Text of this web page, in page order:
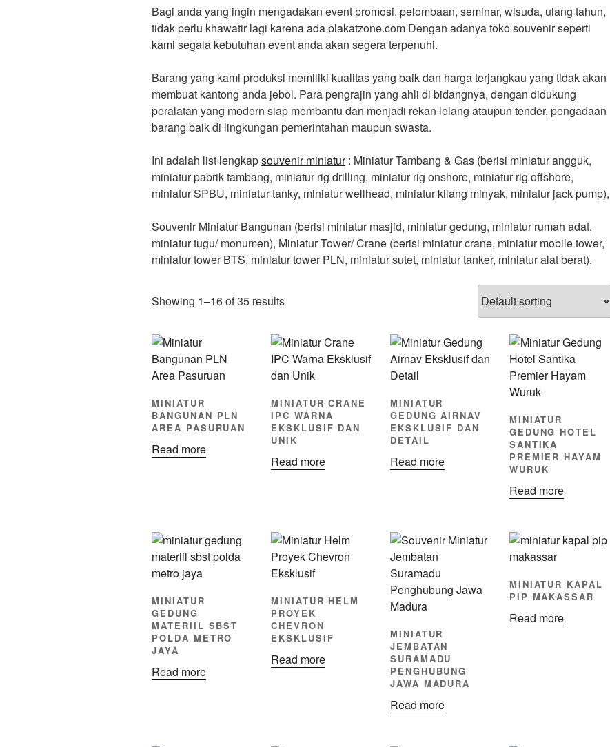
Bagi anda yang ingin mengadakan event promosi, pelombaan, seminar, wisuda, ulang tahun,
tidak perlu khawatir lagi karena ada plakatzone.com Dengan adanya toko souvenir seperti
kami segala kebutuhan event anda akan segera terpenuhi.
Barang yang kami produksi memiliki kualitas yang baik dan harga terjangkau yang tidak akan
membuat kantong anda jebol. Para pengrajin yang ahli di bidangnya, dengan didukung
peralatan yang modern siap membantu dan menjadi rekan lelang ataupun tender, pengadaan
barang baik di lingkungan pemerintahan maupun swasta.
Ini adalah list lengkapsouvenir miniatur: Miniatur Tambang & Gas (berisi miniatur angguk,
miniatur pabrik tambang, miniatur rig drilling, miniatur rig onshore, miniatur rig offshore,
miniatur SPBU, miniatur tanky, miniatur wellhead, miniatur kilang minyak, miniatur jack pump),
Souvenir Miniatur Bangunan (berisi miniatur masjid, miniatur gedung, miniatur rumah adat,
miniatur tugu/ monumen), Miniatur Tower/ Crane (berisi miniatur crane, miniatur mobile tower,
miniatur tower BTS, miniatur tower PLN, miniatur sutet, miniatur tanker, miniatur alat berat),
Showing 1–16 of 35 results
MINIATUR
BANGUNAN PLN
AREA PASURUAN
Read more
MINIATUR CRANE
IPC WARNA
EKSKLUSIF DAN
UNIK
Read more
MINIATUR
GEDUNG AIRNAV
EKSKLUSIF DAN
DETAIL
Read more
MINIATUR
GEDUNG HOTEL
SANTIKA
PREMIER HAYAM
WURUK
Read more
MINIATUR
GEDUNG
MATERIIL SBST
POLDA METRO
JAYA
Read more
MINIATUR HELM
PROYEK
CHEVRON
EKSKLUSIF
Read more
MINIATUR
JEMBATAN
SURAMADU
PENGHUBUNG
JAWA MADURA
Read more
MINIATUR KAPAL
PIP MAKASSAR
Read more